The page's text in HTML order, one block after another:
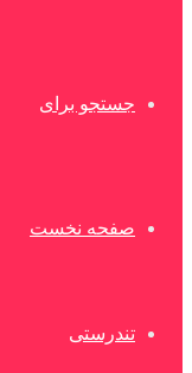
جستجو برای
صفحه نخست
تندرستی